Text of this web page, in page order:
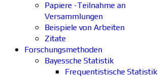
Papiere -Teilnahme an
Versammlungen
Beispiele von Arbeiten
Zitate
Forschungsmethoden
Bayessche Statistik
Frequentistische Statistik